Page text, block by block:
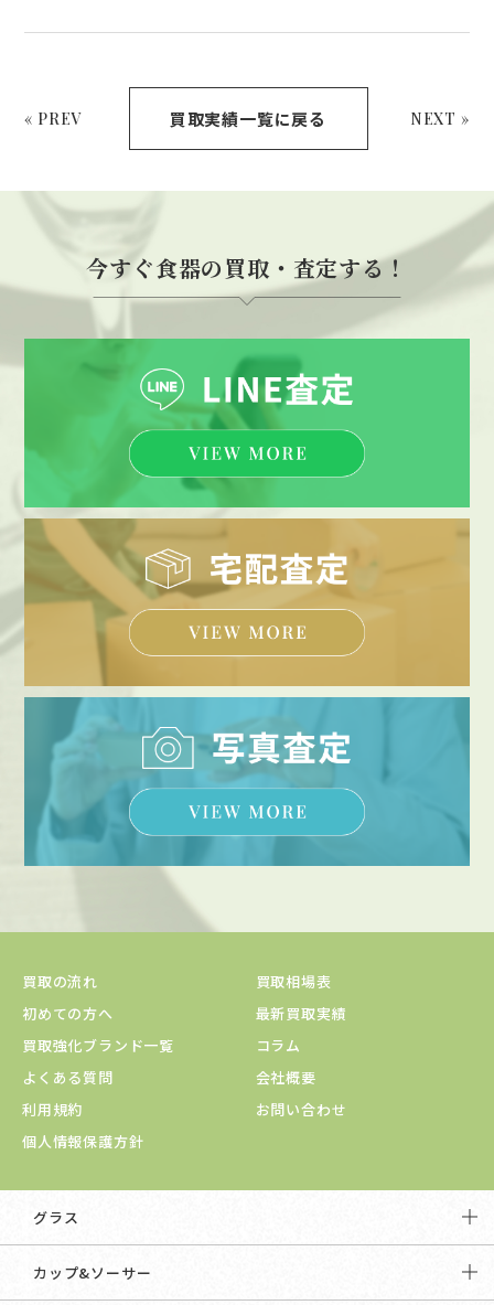
« PREV 買取実績一覧に戻る NEXT »
今すぐ食器の買取・査定する！
買取の流れ
買取相場表
初めての方へ
最新買取実績
買取強化ブランド一覧
コラム
よくある質問
会社概要
利用規約
お問い合わせ
個人情報保護方針
グラス
カップ&ソーサー